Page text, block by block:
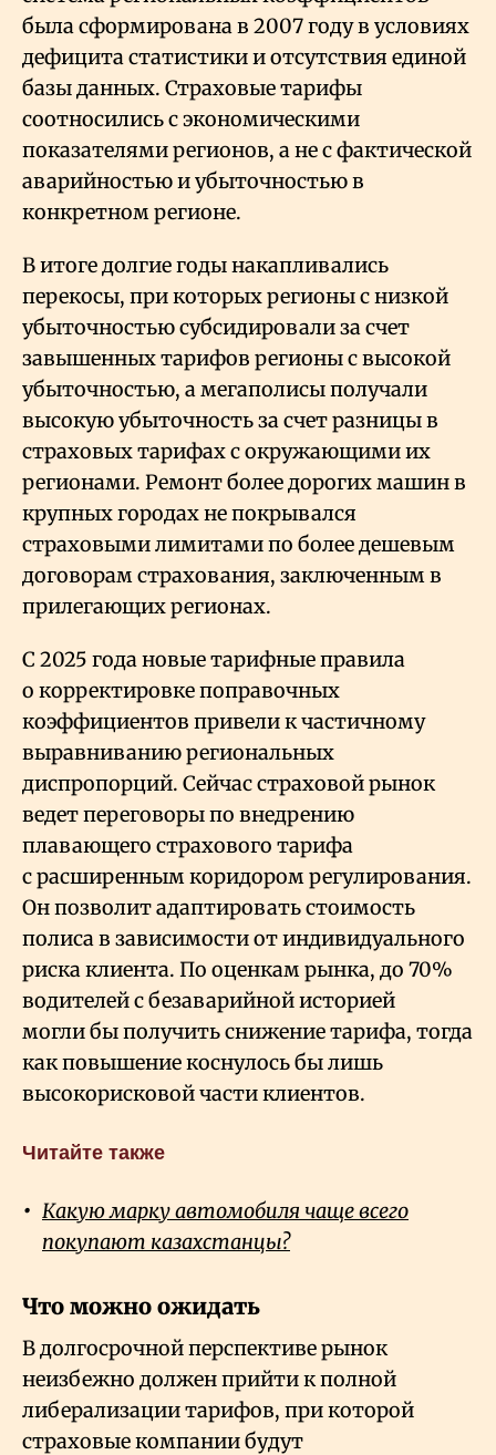
была сформирована в 2007 году в условиях
дефицита статистики и отсутствия единой
базы данных. Страховые тарифы
соотносились с экономическими
показателями регионов, а не с фактической
аварийностью и убыточностью в
конкретном регионе.
В итоге долгие годы накапливались
перекосы, при которых регионы с низкой
убыточностью субсидировали за счет
завышенных тарифов регионы с высокой
убыточностью, а мегаполисы получали
высокую убыточность за счет разницы в
страховых тарифах с окружающими их
регионами. Ремонт более дорогих машин в
крупных городах не покрывался
страховыми лимитами по более дешевым
договорам страхования, заключенным в
прилегающих регионах.
С 2025 года новые тарифные правила
о корректировке поправочных
коэффициентов привели к частичному
выравниванию региональных
диспропорций. Сейчас страховой рынок
ведет переговоры по внедрению
плавающего страхового тарифа
с расширенным коридором регулирования.
Он позволит адаптировать стоимость
полиса в зависимости от индивидуального
риска клиента. По оценкам рынка, до 70%
водителей с безаварийной историей
могли бы получить снижение тарифа, тогда
как повышение коснулось бы лишь
высокорисковой части клиентов.
Читайте также
Какую марку автомобиля чаще всего
покупают казахстанцы?
Что можно ожидать
В долгосрочной перспективе рынок
неизбежно должен прийти к полной
либерализации тарифов, при которой
страховые компании будут